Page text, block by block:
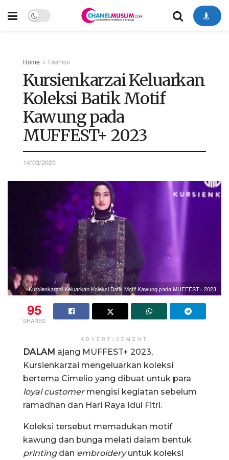
Home Fashion
Kursienkarzai Keluarkan
Koleksi Batik Motif
Kawung pada
MUFFEST+ 2023
14/03/2023
Kursienkarzai Keluarkan Koleksi Batik Motif Kawung pada MUFFEST+ 2023
95
SHARES
ADVERTISEMENT
DALAM ajang MUFFEST+ 2023,
Kursienkarzai mengeluarkan koleksi
bertema Cimelio yang dibuat untuk para
loyal customermengisi kegiatan sebelum
ramadhan dan Hari Raya Idul Fitri.
Koleksi tersebut memadukan motif
kawung dan bunga melati dalam bentuk
printingdan embroideryuntuk koleksi